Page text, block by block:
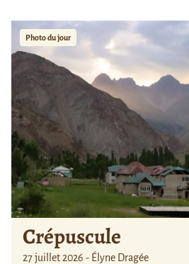
Photo du jour
Crépuscule
27 juillet 2026 - Élyne Dragée